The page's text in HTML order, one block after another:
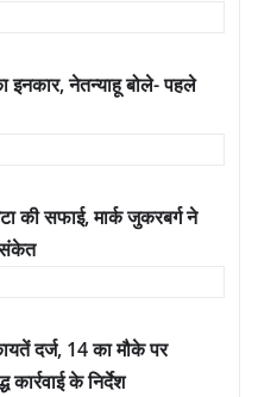
इनकार, नेतन्याहू बोले- पहले
सफाई, मार्क जुकरबर्ग ने
संकेत
दर्ज, 14 का मौके पर
के निर्देश